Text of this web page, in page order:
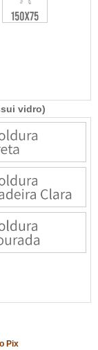
vidro)
Pix